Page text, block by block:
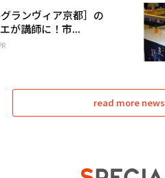
グランヴィア京都］の
が講師に！市...
read more news